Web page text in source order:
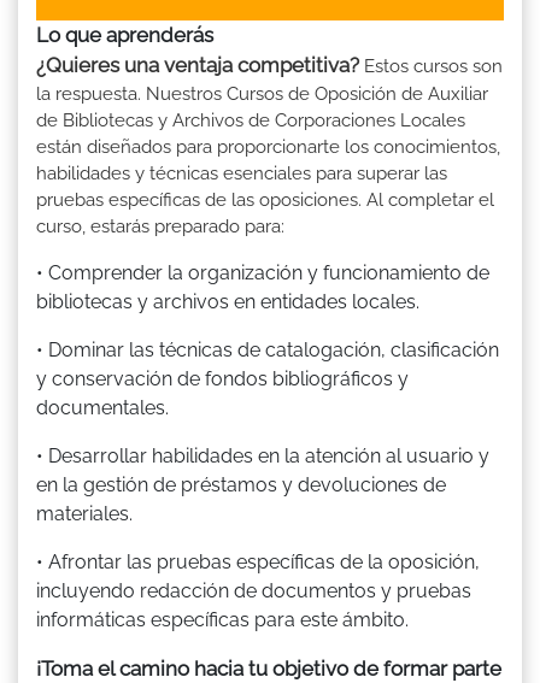
Lo que aprenderás
¿Quieres una ventaja competitiva? Estos cursos son
la respuesta. Nuestros Cursos de Oposición de Auxiliar
de Bibliotecas y Archivos de Corporaciones Locales
están diseñados para proporcionarte los conocimientos,
habilidades y técnicas esenciales para superar las
pruebas específicas de las oposiciones. Al completar el
curso, estarás preparado para:
• Comprender la organización y funcionamiento de
bibliotecas y archivos en entidades locales.
• Dominar las técnicas de catalogación, clasificación
y conservación de fondos bibliográficos y
documentales.
• Desarrollar habilidades en la atención al usuario y
en la gestión de préstamos y devoluciones de
materiales.
• Afrontar las pruebas específicas de la oposición,
incluyendo redacción de documentos y pruebas
informáticas específicas para este ámbito.
¡Toma el camino hacia tu objetivo de formar parte